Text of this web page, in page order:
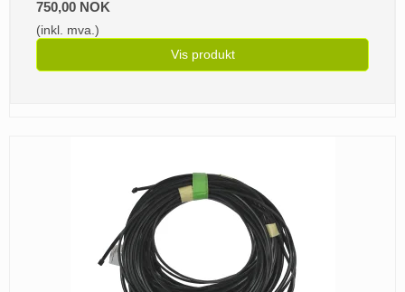
750,00 NOK
(inkl. mva.)
Vis produkt